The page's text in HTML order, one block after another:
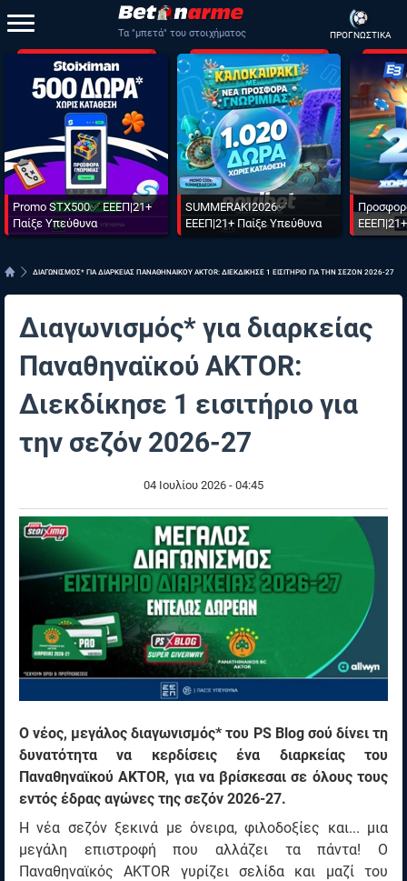
Τα "μπετά" του στοιχήματος ΠΡΟΓΝΩΣΤΙΚΑ
Promo STX500✅ ΕΕΕΠ|21+
Παίξε Υπεύθυνα
SUMMERAKI2026✅
ΕΕΕΠ|21+ Παίξε Υπεύθυνα
ΔΙΑΓΩΝΙΣΜΟΣ* ΓΙΑ ΔΙΑΡΚΕΙΑΣ ΠΑΝΑΘΗΝΑΙΚΟΥ AKTOR: ΔΙΕΚΔΙΚΗΣΕ 1 ΕΙΣΙΤΗΡΙΟ ΓΙΑ ΤΗΝ ΣΕΖΟΝ 2026-27
Διαγωνισμός* για διαρκείας
Παναθηναϊκού AKTOR:
Διεκδίκησε 1 εισιτήριο για
την σεζόν 2026-27
04 Ιουλίου 2026 - 04:45
Ο νέος, μεγάλος διαγωνισμός* του PS Blog σού δίνει τη
δυνατότητα να κερδίσεις ένα διαρκείας του
Παναθηναϊκού AKTOR, για να βρίσκεσαι σε όλους τους
εντός έδρας αγώνες της σεζόν 2026-27.
Η νέα σεζόν ξεκινά με όνειρα, φιλοδοξίες και... μια
μεγάλη επιστροφή που αλλάζει τα πάντα! Ο
Παναθηναϊκός AKTOR γυρίζει σελίδα και μαζί του